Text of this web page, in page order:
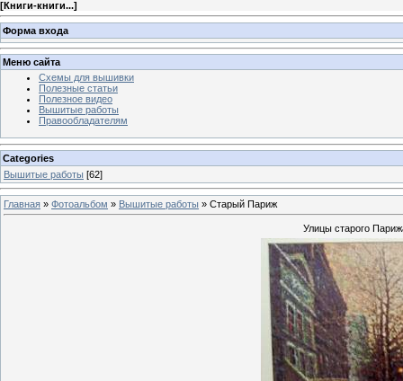
[Книги-книги...]
Форма входа
Меню сайта
Схемы для вышивки
Полезные статьи
Полезное видео
Вышитые работы
Правообладателям
Categories
Вышитые работы [62]
Главная » Фотоальбом » Вышитые работы » Старый Париж
Улицы старого